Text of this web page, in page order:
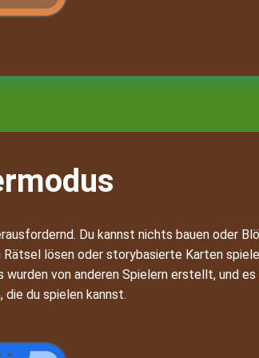
Du kannst nichts bauen oder
Rätsel lösen oder storybasierte Karten
von anderen Spielern erstellt, und
du spielen kannst.